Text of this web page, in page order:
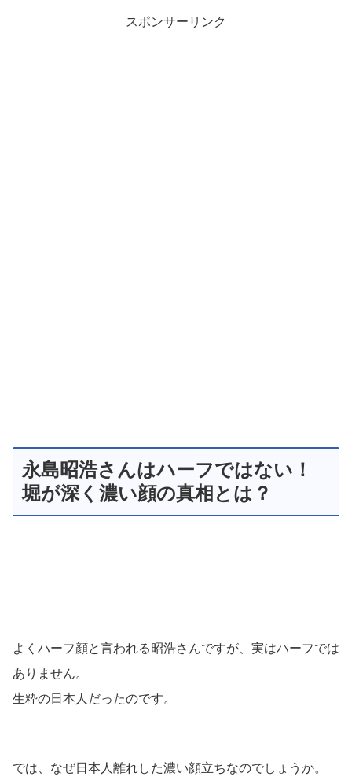
スポンサーリンク
永島昭浩さんはハーフではない！
堀が深く濃い顔の真相とは？
よくハーフ顔と言われる昭浩さんですが、実はハーフでは
ありません。
生粋の日本人だったのです。
では、なぜ日本人離れした濃い顔立ちなのでしょうか。